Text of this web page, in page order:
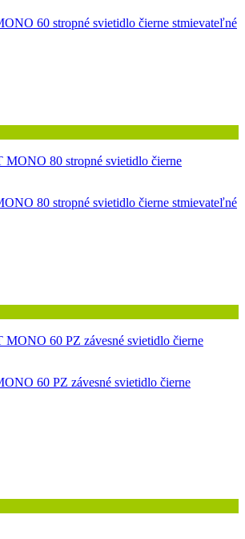
60 stropné svietidlo čierne stmievateľné
80 stropné svietidlo čierne stmievateľné
60 PZ závesné svietidlo čierne